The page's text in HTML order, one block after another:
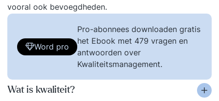
vooral ook bevoegdheden.
Word pro
Pro-abonnees downloaden gratis
het Ebook met 479 vragen en
antwoorden over
Kwaliteitsmanagement.
Wat is kwaliteit?